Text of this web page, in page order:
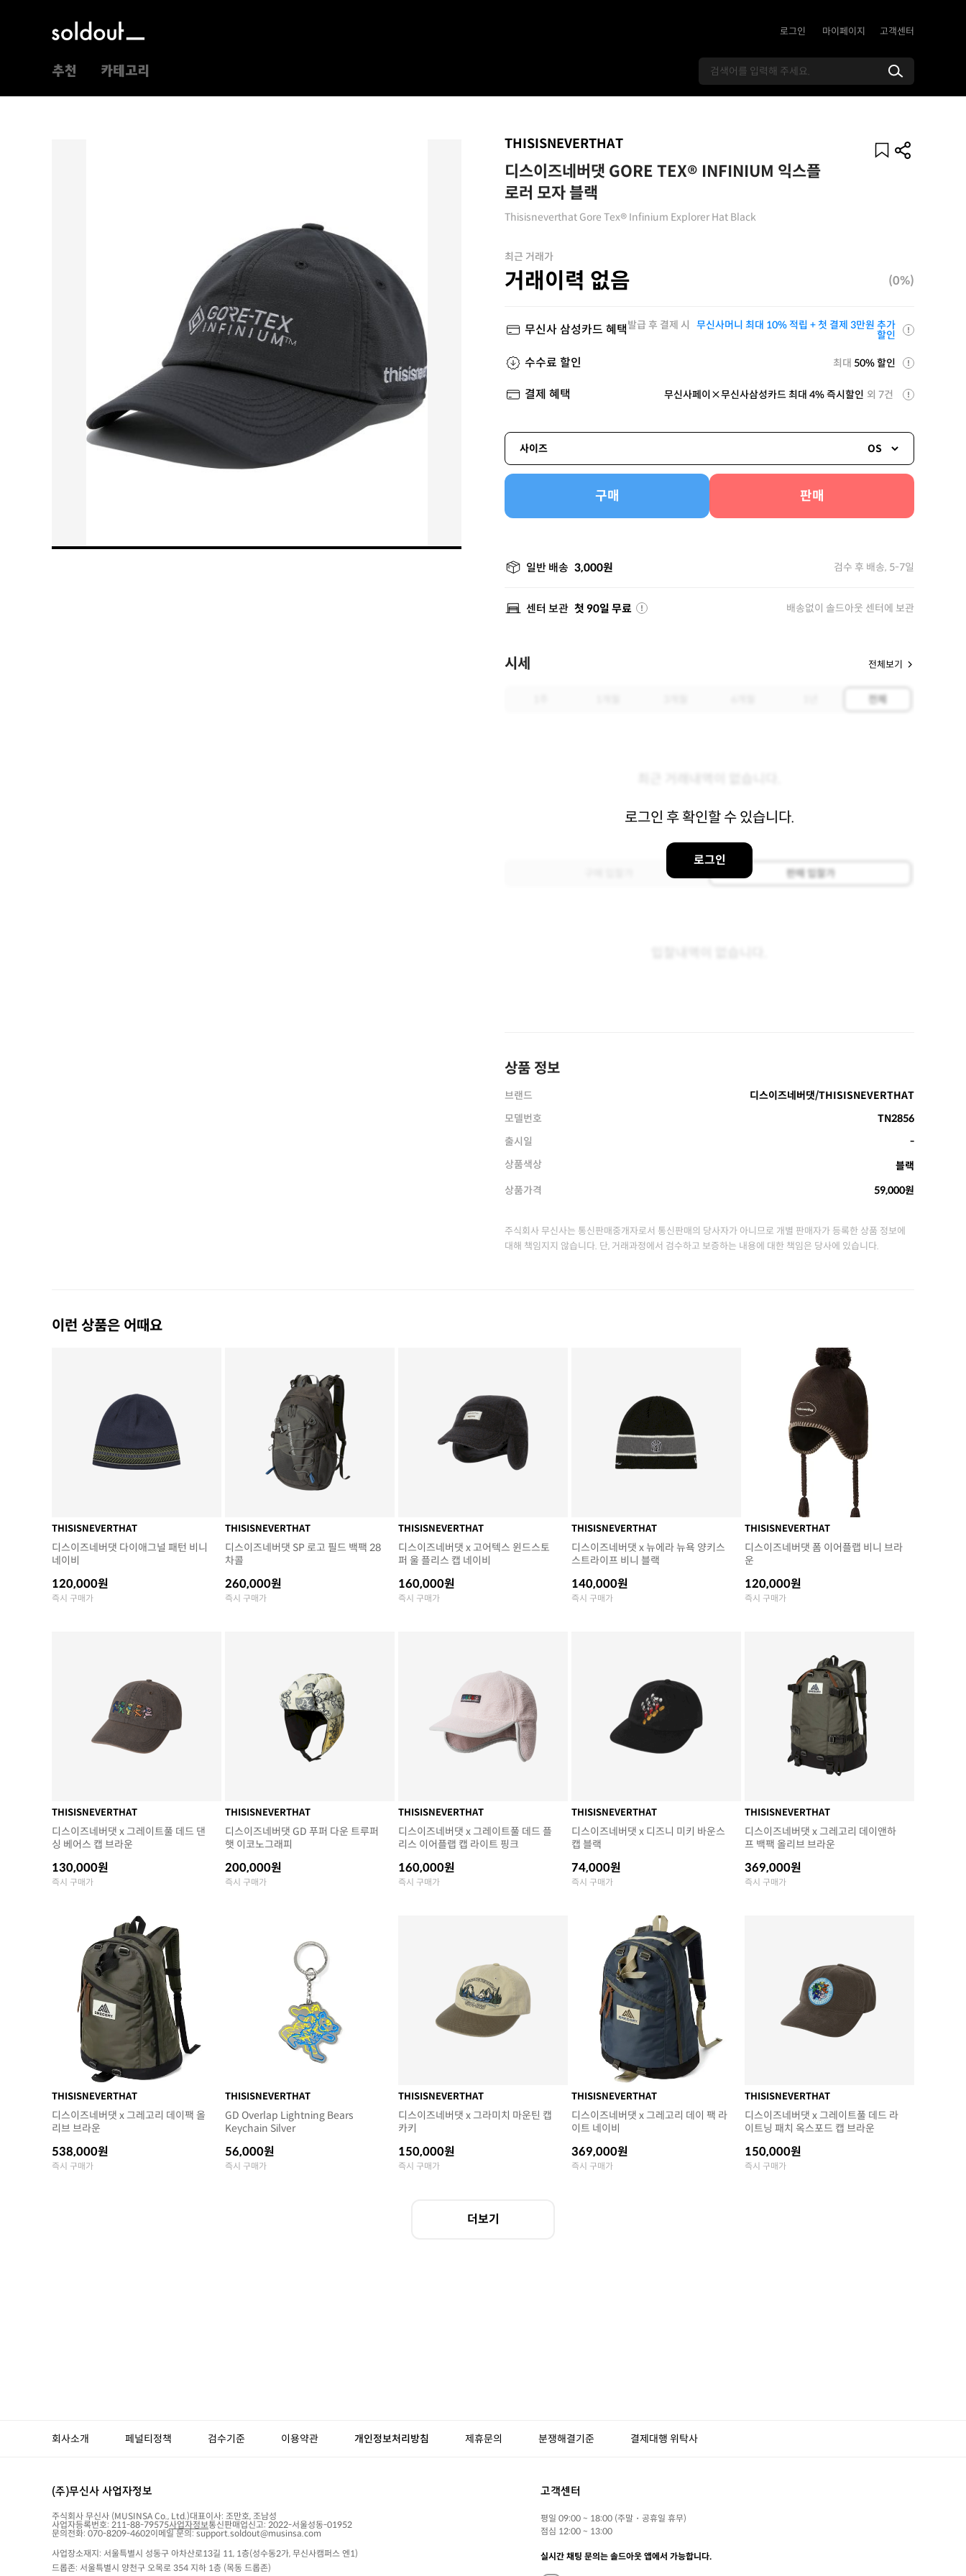
로그인 마이페이지 고객센터
추천 카테고리
THISISNEVERTHAT
디스이즈네버댓 GORE TEX® INFINIUM 익스플
로러 모자 블랙
Thisisneverthat Gore Tex® Infinium Explorer Hat Black
최근 거래가
거래이력 없음 (0%)
무신사 삼성카드 혜택발급 후 결제 시 무신사머니 최대 10% 적립 + 첫 결제 3만원 추가
할인
수수료 할인 최대 50% 할인
결제 혜택 무신사페이×무신사삼성카드 최대 4% 즉시할인 외 7건
사이즈 OS
구매 판매
일반 배송 3,000원 검수 후 배송, 5-7일
센터 보관 첫 90일 무료 배송없이 솔드아웃 센터에 보관
시세 전체보기
로그인 후 확인할 수 있습니다.
로그인
전체
판매 입찰가
상품 정보
브랜드
디스이즈네버댓/THISISNEVERTHAT
모델번호
TN2856
출시일
-
상품색상
블랙
상품가격
59,000원
주식회사 무신사는 통신판매중개자로서 통신판매의 당사자가 아니므로 개별 판매자가 등록한 상품 정보에
대해 책임지지 않습니다. 단, 거래과정에서 검수하고 보증하는 내용에 대한 책임은 당사에 있습니다.
이런 상품은 어때요
THISISNEVERTHAT
디스이즈네버댓 다이애그널 패턴 비니
네이비
120,000원
즉시 구매가
THISISNEVERTHAT
디스이즈네버댓 SP 로고 필드 백팩 28
차콜
260,000원
즉시 구매가
THISISNEVERTHAT
디스이즈네버댓 x 고어텍스 윈드스토
퍼 울 플리스 캡 네이비
160,000원
즉시 구매가
THISISNEVERTHAT
디스이즈네버댓 x 뉴에라 뉴욕 양키스
스트라이프 비니 블랙
140,000원
즉시 구매가
THISISNEVERTHAT
디스이즈네버댓 폼 이어플랩 비니 브라
운
120,000원
즉시 구매가
THISISNEVERTHAT
디스이즈네버댓 x 그레이트풀 데드 댄
싱 베어스 캡 브라운
130,000원
즉시 구매가
THISISNEVERTHAT
디스이즈네버댓 GD 푸퍼 다운 트루퍼
햇 이코노그래피
200,000원
즉시 구매가
THISISNEVERTHAT
디스이즈네버댓 x 그레이트풀 데드 플
리스 이어플랩 캡 라이트 핑크
160,000원
즉시 구매가
THISISNEVERTHAT
디스이즈네버댓 x 디즈니 미키 바운스
캡 블랙
74,000원
즉시 구매가
THISISNEVERTHAT
디스이즈네버댓 x 그레고리 데이앤하
프 백팩 올리브 브라운
369,000원
즉시 구매가
THISISNEVERTHAT
디스이즈네버댓 x 그레고리 데이팩 올
리브 브라운
538,000원
즉시 구매가
THISISNEVERTHAT
GD Overlap Lightning Bears
Keychain Silver
56,000원
즉시 구매가
THISISNEVERTHAT
디스이즈네버댓 x 그라미치 마운틴 캡
카키
150,000원
즉시 구매가
THISISNEVERTHAT
디스이즈네버댓 x 그레고리 데이 팩 라
이트 네이비
369,000원
즉시 구매가
THISISNEVERTHAT
디스이즈네버댓 x 그레이트풀 데드 라
이트닝 패치 옥스포드 캡 브라운
150,000원
즉시 구매가
더보기
회사소개 페널티정책 검수기준 이용약관 개인정보처리방침 제휴문의 분쟁해결기준 결제대행 위탁사
(주)무신사 사업자정보
주식회사 무신사 (MUSINSA Co., Ltd.)대표이사: 조만호, 조남성
사업자등록번호: 211-88-79575사업자정보통신판매업신고: 2022-서울성동-01952
문의전화: 070-8209-4602이메일 문의: support.soldout@musinsa.com
사업장소재지: 서울특별시 성동구 아차산로13길 11, 1층(성수동2가, 무신사캠퍼스 엔1)
드롭존: 서울특별시 양천구 오목로 354 지하 1층 (목동 드롭존)
고객센터
평일 09:00 ~ 18:00 (주말・공휴일 휴무)
점심 12:00 ~ 13:00
실시간 채팅 문의는 솔드아웃 앱에서 가능합니다.